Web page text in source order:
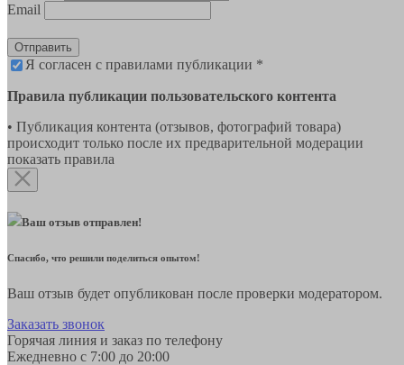
Email
Отправить
Я согласен с правилами публикации *
Правила публикации пользовательского контента
• Публикация контента (отзывов, фотографий товара)
происходит только после их предварительной модерации
показать правила
Ваш отзыв отправлен!
Спасибо, что решили поделиться опытом!
Ваш отзыв будет опубликован после проверки модератором.
Заказать звонок
Горячая линия и заказ по телефону
Ежедневно с 7:00 до 20:00